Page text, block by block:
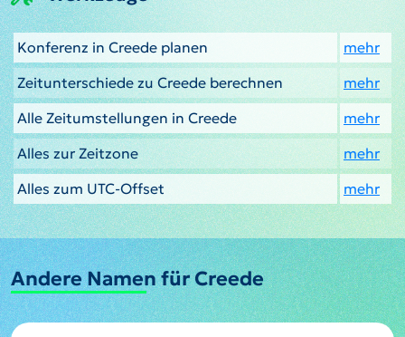
Konferenz in Creede planen
mehr
Zeitunterschiede zu Creede berechnen
mehr
Alle Zeitumstellungen in Creede
mehr
Alles zur Zeitzone
mehr
Alles zum UTC-Offset
mehr
Andere Namen für Creede